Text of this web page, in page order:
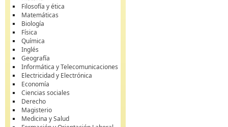
Filosofía y ética
Matemáticas
Biología
Física
Química
Inglés
Geografía
Informática y Telecomunicaciones
Electricidad y Electrónica
Economía
Ciencias sociales
Derecho
Magisterio
Medicina y Salud